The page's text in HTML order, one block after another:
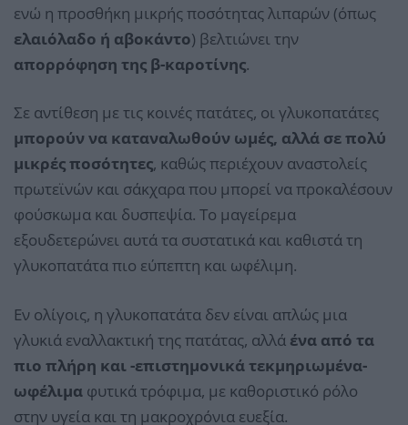
ενώ η προσθήκη μικρής ποσότητας λιπαρών (όπως
ελαιόλαδο ή αβοκάντο) βελτιώνει την
απορρόφηση της β-καροτίνης.
Σε αντίθεση με τις κοινές πατάτες, οι γλυκοπατάτες
μπορούν να καταναλωθούν ωμές, αλλά σε πολύ
μικρές ποσότητες, καθώς περιέχουν αναστολείς
πρωτεϊνών και σάκχαρα που μπορεί να προκαλέσουν
φούσκωμα και δυσπεψία. Το μαγείρεμα
εξουδετερώνει αυτά τα συστατικά και καθιστά τη
γλυκοπατάτα πιο εύπεπτη και ωφέλιμη.
Εν ολίγοις, η γλυκοπατάτα δεν είναι απλώς μια
γλυκιά εναλλακτική της πατάτας, αλλά ένα από τα
πιο πλήρη και -επιστημονικά τεκμηριωμένα-
ωφέλιμα φυτικά τρόφιμα, με καθοριστικό ρόλο
στην υγεία και τη μακροχρόνια ευεξία.